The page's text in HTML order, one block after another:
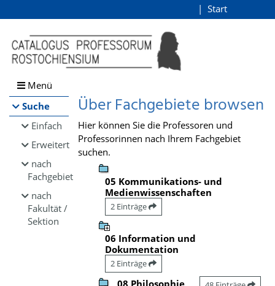
Browsen
direkt zum Inhalt
Start
Menü
Suche
Einfach
Erweitert
nach
Fachgebiet
nach
Fakultät /
Sektion
Über Fachgebiete browsen
Hier können Sie die Professoren und
Professorinnen nach Ihrem Fachgebiet
suchen.
05 Kommunikations- und
Medienwissenschaften
2 Einträge
06 Information und
Dokumentation
2 Einträge
08 Philosophie